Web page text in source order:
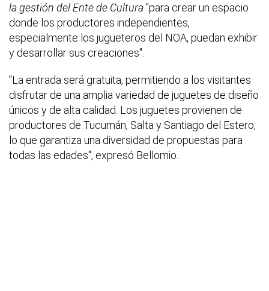
la gestión del Ente de Cultura"para crear un espacio
donde los productores independientes,
especialmente los jugueteros del NOA, puedan exhibir
y desarrollar sus creaciones".
"La entrada será gratuita, permitiendo a los visitantes
disfrutar de una amplia variedad de juguetes de diseño
únicos y de alta calidad. Los juguetes provienen de
productores de Tucumán, Salta y Santiago del Estero,
lo que garantiza una diversidad de propuestas para
todas las edades", expresó Bellomio.